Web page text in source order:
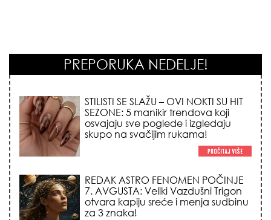
PREPORUKA NEDELJE!
STILISTI SE SLAŽU – OVI NOKTI SU HIT
SEZONE: 5 manikir trendova koji
osvajaju sve poglede i izgledaju
skupo na svačijim rukama!
REDAK ASTRO FENOMEN POČINJE
7. AVGUSTA: Veliki Vazdušni Trigon
otvara kapiju sreće i menja sudbinu
za 3 znaka!